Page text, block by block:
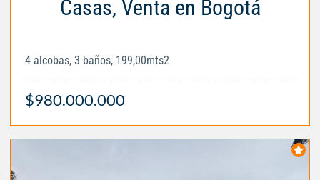
Casas, Venta en Bogotá
4 alcobas, 3 baños, 199,00mts2
$980.000.000